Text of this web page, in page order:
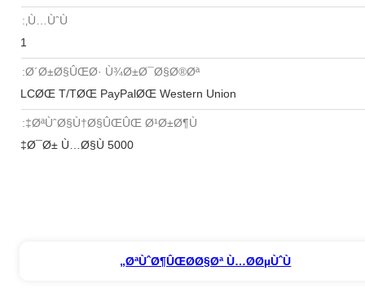
Ù…ÙˆÙ‚:
1
Ø´Ø±Ø§ÛŒØ· Ù¾Ø±Ø¯Ø§Ø®Øª:
LCØŒ T/TØŒ PayPalØŒ Western Union
ØªÙˆØ§Ù†Ø§ÛŒÛŒ Ø¹Ø±Ø¶Ù‡:
5000 Ø¯Ø± Ù…Ø§Ù‡
ØªÙˆØ¶ÛŒØ­Ø§Øª Ù…Ø­ØµÙˆÙ„